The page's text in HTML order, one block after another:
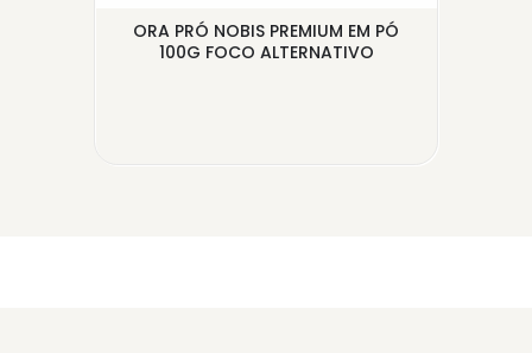
ORA PRÓ NOBIS PREMIUM EM PÓ
100G FOCO ALTERNATIVO